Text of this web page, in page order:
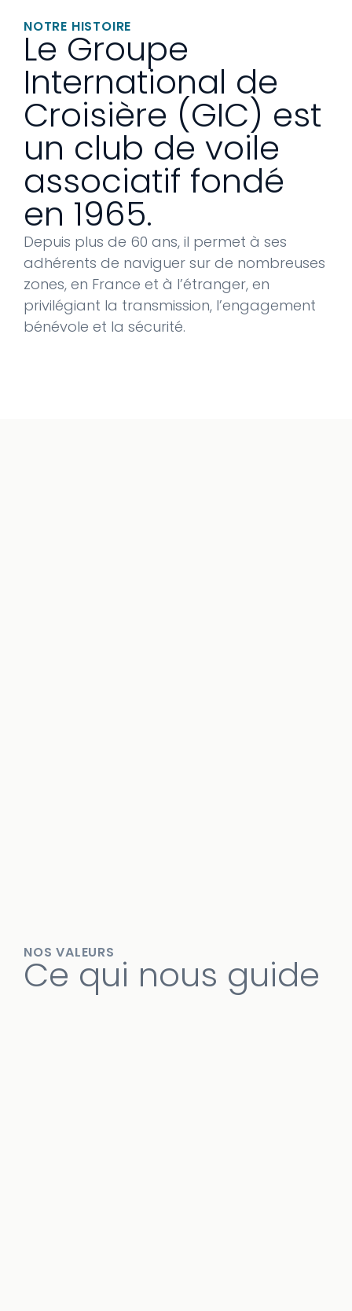
NOTRE HISTOIRE
Le Groupe
International de
Croisière (GIC) est
un club de voile
associatif fondé
en 1965.
Depuis plus de 60 ans, il permet à ses
adhérents de naviguer sur de nombreuses
zones, en France et à l’étranger, en
privilégiant la transmission, l’engagement
bénévole et la sécurité.
NOS VALEURS
Ce qui nous guide